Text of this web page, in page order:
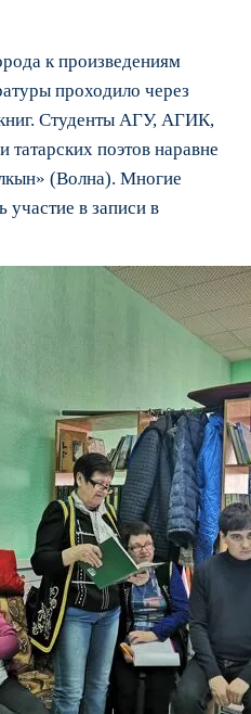
к произведениям
проходило через
Студенты АГУ, АГИК,
поэтов наравне
(Волна). Многие
участие в записи в